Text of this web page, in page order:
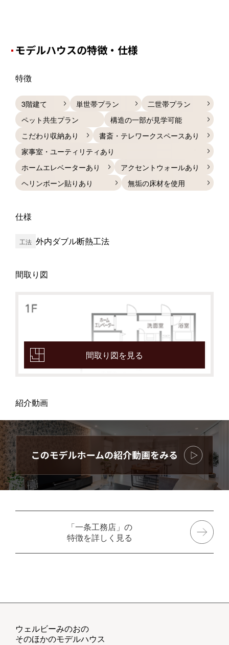
モデルハウスの特徴・仕様
特徴
3階建て 単世帯プラン
二世帯プラン
ペット共生プラン
構造の一部が見学可能
こだわり収納あり
書斎・テレワークスペースあり
家事室・ユーティリティあり
ホームエレベーターあり
アクセントウォールあり
ヘリンボーン貼りあり
無垢の床材を使用
仕様
工法 外内ダブル断熱工法
間取り図
間取り図を見る
紹介動画
「一条工務店」の
特徴を詳しく見る
ウェルビーみのおの
そのほかのモデルハウス